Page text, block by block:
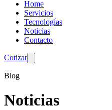
Home
Servicios
Tecnologías
Noticias
Contacto
Cotizar
Blog
Noticias